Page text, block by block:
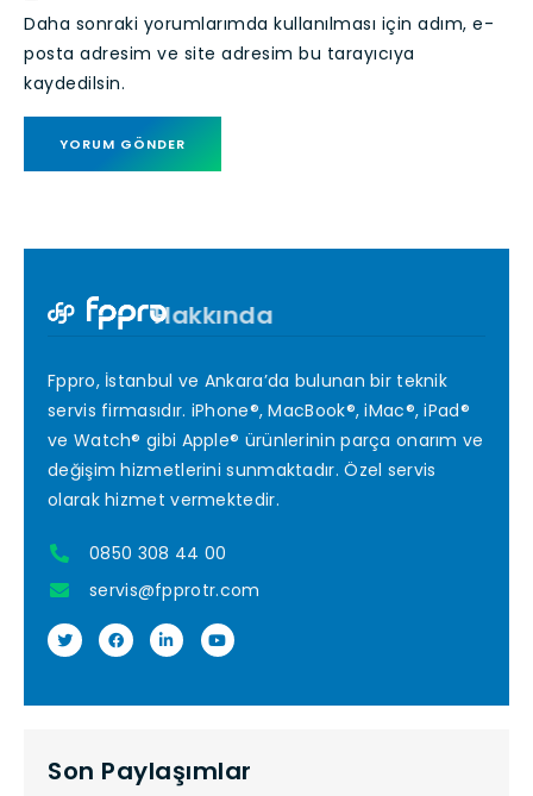
Daha sonraki yorumlarımda kullanılması için adım, e-
posta adresim ve site adresim bu tarayıcıya
kaydedilsin.
Hakkında
Fppro, İstanbul ve Ankara’da bulunan bir teknik
servis firmasıdır. iPhone®, MacBook®, iMac®, iPad®
ve Watch® gibi Apple® ürünlerinin parça onarım ve
değişim hizmetlerini sunmaktadır. Özel servis
olarak hizmet vermektedir.
0850 308 44 00
servis@fpprotr.com
Son Paylaşımlar